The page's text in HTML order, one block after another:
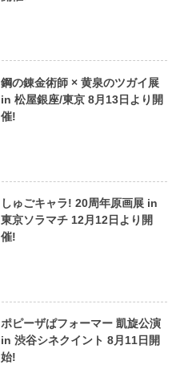
鋼の錬金術師 × 黄泉のツガイ展
in 松屋銀座/東京 8月13日より開
催!
しゅごキャラ! 20周年原画展 in
東京ソラマチ 12月12日より開
催!
ポピーザぱフォーマー 凱旋公演
in 渋谷シネクイント 8月11日開
始!